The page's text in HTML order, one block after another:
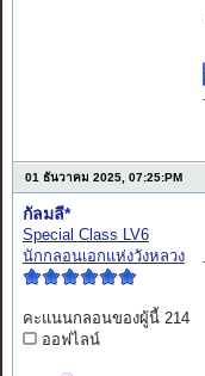
01 ธันวาคม 2025, 07:25:PM
กัลมลี*
Special Class LV6
นักกลอนเอกแห่งวังหลวง
คะแนนกลอนของผู้นี้ 214
ออฟไลน์